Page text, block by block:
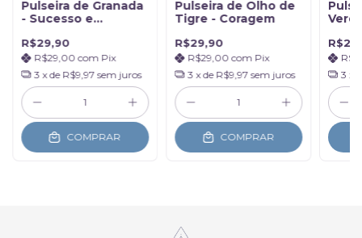
Pulseira de Granada
- Sucesso e
R$29,90
R$29,00 com Pix
3 x de R$9,97 sem juros
COMPRAR
Pulseira de Olho de
Tigre - Coragem
R$29,90
R$29,00com Pix
3 x de R$9,97 sem juros
COMPRAR
3 x